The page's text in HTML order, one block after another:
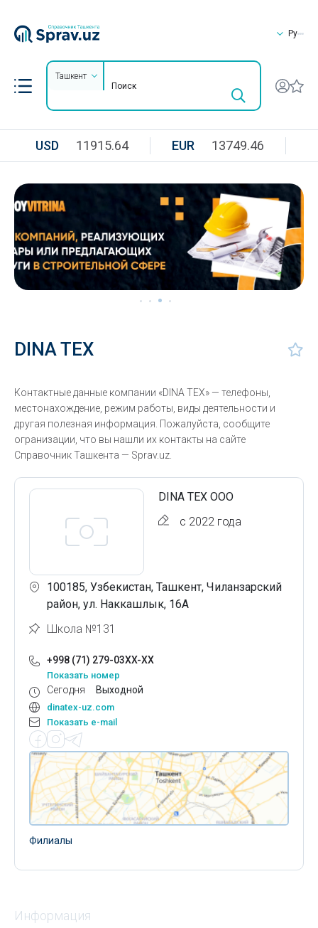
Ру
Ташкент
USD 11915.64 EUR 13749.46
DINA TEX
Контактные данные компании «DINA TEX» — телефоны,
местонахождение, режим работы, виды деятельности и
другая полезная информация. Пожалуйста, сообщите
огранизации, что вы нашли их контакты на сайте
Справочник Ташкента — Sprav.uz.
DINA TEX ООО
с 2022 года
100185, Узбекистан, Ташкент, Чиланзарский
район, ул. Наккашлык, 16А
Школа №131
+998 (71) 279-03XX-XX
Показать номер
Сегодня Выходной
dinatex-uz.com
Показать e-mail
Филиалы
Информация